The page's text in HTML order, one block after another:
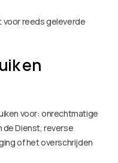
voor reeds geleverde
en
voor: onrechtmatige
de Dienst, reverse
of het overschrijden